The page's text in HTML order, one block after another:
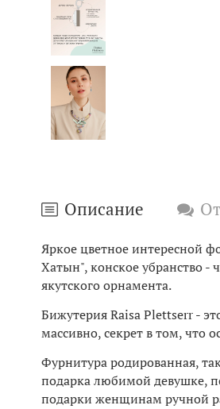
Описание
Яркое цветное интересной
Хатын", конское убранство -
якутского орнамента.
Бижутерия Raisa Plettserr -
массивно, секрет в том, что
Фурнитура родированная,
подарка любимой девушке,
подарки женщинам ручной